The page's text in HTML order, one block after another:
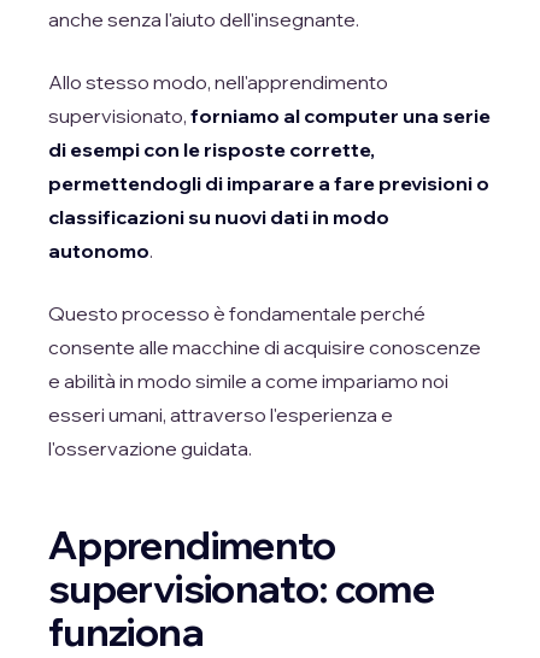
anche senza l'aiuto dell'insegnante.
Allo stesso modo, nell'apprendimento
supervisionato, forniamo al computer una serie
di esempi con le risposte corrette,
permettendogli di imparare a fare previsioni o
classificazioni su nuovi dati in modo
autonomo.
Questo processo è fondamentale perché
consente alle macchine di acquisire conoscenze
e abilità in modo simile a come impariamo noi
esseri umani, attraverso l'esperienza e
l'osservazione guidata.
Apprendimento
supervisionato: come
funziona